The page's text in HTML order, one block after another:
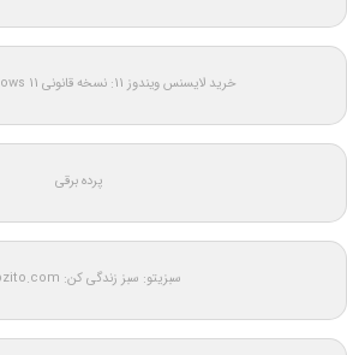
خرید لایسنس ویندوز 11: نسخه قانونی Windows 11 اورجینال
پرده برقی
سبزیتو: سبز زندگی کن: Sabzito.com